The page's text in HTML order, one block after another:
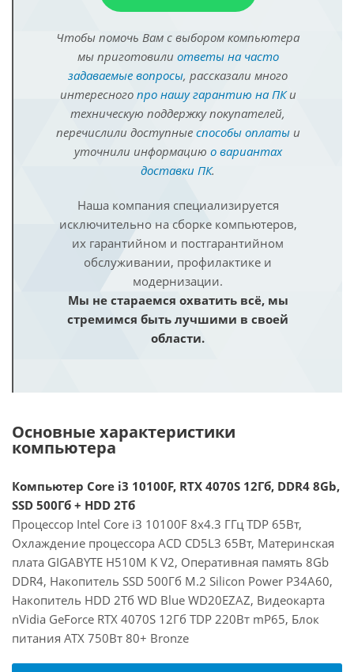
Чтобы помочь Вам с выбором компьютера
мы приготовили ответы на часто
задаваемые вопросы, рассказали много
интересного про нашу гарантию на ПКи
техническую поддержку покупателей,
перечислили доступные способы оплатыи
уточнили информацию о вариантах
доставки ПК.
Наша компания специализируется
исключительно на сборке компьютеров,
их гарантийном и постгарантийном
обслуживании, профилактике и
модернизации.
Мы не стараемся охватить всё, мы
стремимся быть лучшими в своей
области.
Основные характеристики
компьютера
Компьютер Core i3 10100F, RTX 4070S 12Гб, DDR4 8Gb,
SSD 500Гб + HDD 2Тб
Процессор Intel Core i3 10100F 8x4.3 ГГц TDP 65Вт,
Охлаждение процессора ACD CD5L3 65Вт, Материнская
плата GIGABYTE H510M K V2, Оперативная память 8Gb
DDR4, Накопитель SSD 500Гб M.2 Silicon Power P34A60,
Накопитель HDD 2Тб WD Blue WD20EZAZ, Видеокарта
nVidia GeForce RTX 4070S 12Гб TDP 220Вт mP65, Блок
питания ATX 750Вт 80+ Bronze